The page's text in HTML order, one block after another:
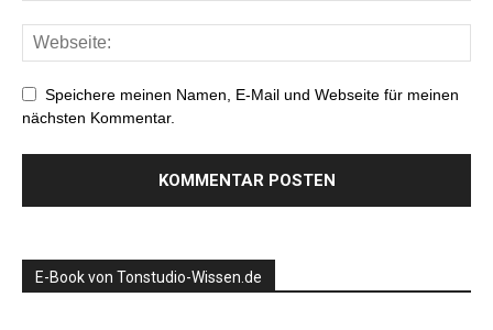
Speichere meinen Namen, E-Mail und Webseite für meinen
nächsten Kommentar.
E-Book von Tonstudio-Wissen.de